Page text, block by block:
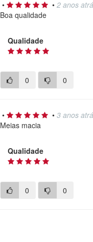
• • 2 anos
Boa qualidade
Qualidade
0 0
• • 3 anos
Meias macia
Qualidade
0 0